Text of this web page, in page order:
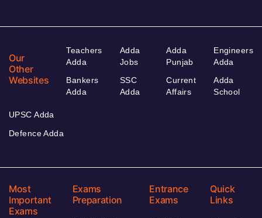
Our
Other
Websites
Teachers
Adda
Bankers
Adda
Adda
Jobs
SSC
Adda
Adda
Punjab
Current
Affairs
Engineers
Adda
Adda
School
UPSC Adda
Defence Adda
Most
Important
Exams
Exams
Preparation
Entrance
Exams
Quick
Links